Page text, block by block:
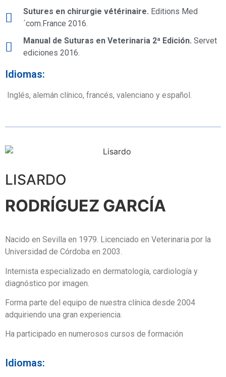
Sutures en chirurgie vétérinaire. Editions Med
´com.France 2016.
Manual de Suturas en Veterinaria 2ª Edición. Servet
ediciones 2016.
Idiomas:
Inglés, alemán clínico, francés, valenciano y español.
LISARDO
RODRÍGUEZ GARCÍA
Nacido en Sevilla en 1979. Licenciado en Veterinaria por la
Universidad de Córdoba en 2003.
Internista especializado en dermatología, cardiología y
diagnóstico por imagen.
Forma parte del equipo de nuestra clínica desde 2004
adquiriendo una gran experiencia.
Ha participado en numerosos cursos de formación
Idiomas: